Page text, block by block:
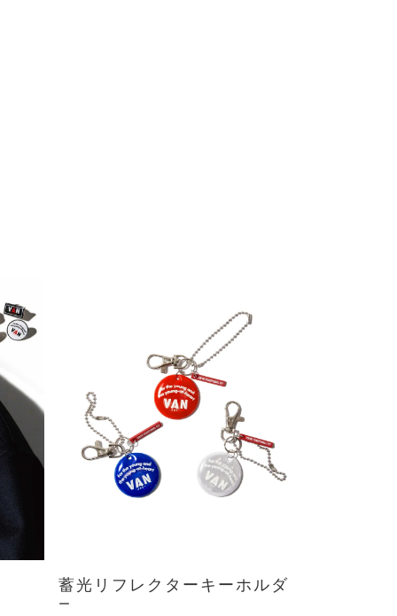
蓄光リフレクターキーホルダ
ー